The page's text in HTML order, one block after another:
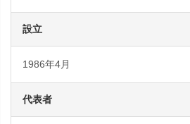
設立
1986年4月
代表者